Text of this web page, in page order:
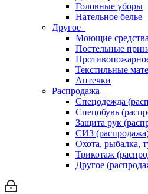
Головные уборы
Нательное белье
Другое
Моющие
Постельные
Текстильные
Аптечки
Распродажа
Спецодежда
Спецобувь
Защита рук
СИЗ
Охота, рыбалка,
Трикотаж
Другое